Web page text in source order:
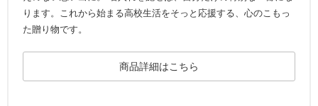
ります。これから始まる高校生活をそっと応援する、心のこもっ
た贈り物です。
商品詳細はこちら